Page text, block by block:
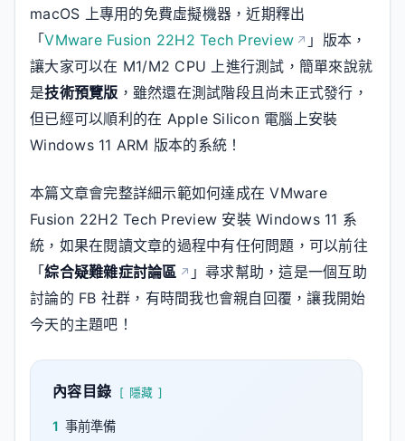
macOS 上專用的免費虛擬機器，近期釋出
「VMware Fusion 22H2 Tech Preview
」版本，
讓大家可以在 M1/M2 CPU 上進行測試，簡單來說就
是技術預覽版 ，雖然還在測試階段且尚未正式發行，
但已經可以順利的在 Apple Silicon 電腦上安裝
Windows 11 ARM 版本的系統！
本篇文章會完整詳細示範如何達成在 VMware
Fusion 22H2 Tech Preview 安裝 Windows 11 系
統，如果在閱讀文章的過程中有任何問題，可以前往
「綜合疑難雜症討論區
」尋求幫助，這是一個互助
討論的 FB 社群，有時間我也會親自回覆，讓我開始
今天的主題吧！
內容目錄 隱藏
1 事前準備